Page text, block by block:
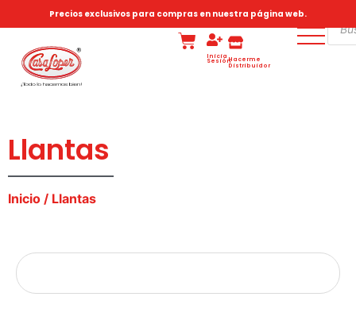
Precios exclusivos para compras en nuestra página web.
Inicia
SesiónHacerme
Distribuidor
Llantas
Inicio / Llantas